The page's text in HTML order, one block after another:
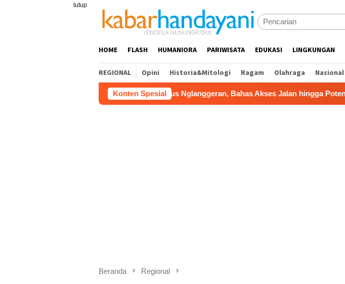
tutup
HOME FLASH HUMANIORA PARIWISATA EDUKASI LINGKUNGAN
REGIONAL Opini Historia&Mitologi Ragam Olahraga Nasional
Konten Spesial
Gunungkidul Dorong Tol Tembus Nglanggeran, Bahas Akses Jalan hingga Potensi Pariwisata
Beranda Regional